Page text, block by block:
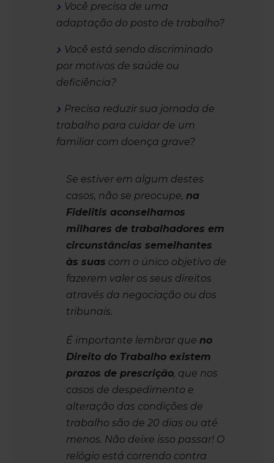
Você precisa de uma
adaptação do posto de trabalho?
Você está sendo discriminado
por motivos de saúde ou
deficiência?
Precisa reduzir sua jornada de
trabalho para cuidar de um
familiar com doença grave?
Se estiver em algum destes
casos, não se preocupe, na
Fidelitis aconselhamos
milhares de trabalhadores em
circunstâncias semelhantes
às suas com o único objetivo de
fazerem valer os seus direitos
através da negociação ou dos
tribunais.
É importante lembrar que no
Direito do Trabalho existem
prazos de prescrição, que nos
casos de despedimento e
alteração das condições de
trabalho são de 20 dias ou até
menos. Não deixe isso passar! O
relógio está correndo contra